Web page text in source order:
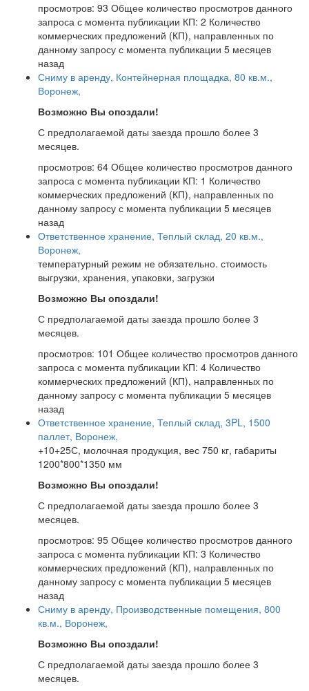
просмотров: 93 Общее количество просмотров данного
запроса с момента публикации КП: 2 Количество
коммерческих предложений (КП), направленных по
данному запросу с момента публикации 5 месяцев
назад
Сниму в аренду, Контейнерная площадка, 80 кв.м.,
Воронеж,
Возможно Вы опоздали!
С предполагаемой даты заезда прошло более 3
месяцев.
просмотров: 64 Общее количество просмотров данного
запроса с момента публикации КП: 1 Количество
коммерческих предложений (КП), направленных по
данному запросу с момента публикации 5 месяцев
назад
Ответственное хранение, Теплый склад, 20 кв.м.,
Воронеж,
температурный режим не обязательно. стоимость
выгрузки, хранения, упаковки, загрузки
Возможно Вы опоздали!
С предполагаемой даты заезда прошло более 3
месяцев.
просмотров: 101 Общее количество просмотров данного
запроса с момента публикации КП: 4 Количество
коммерческих предложений (КП), направленных по
данному запросу с момента публикации 5 месяцев
назад
Ответственное хранение, Теплый склад, 3PL, 1500
паллет, Воронеж,
+10+25С, молочная продукция, вес 750 кг, габариты
1200*800*1350 мм
Возможно Вы опоздали!
С предполагаемой даты заезда прошло более 3
месяцев.
просмотров: 95 Общее количество просмотров данного
запроса с момента публикации КП: 3 Количество
коммерческих предложений (КП), направленных по
данному запросу с момента публикации 5 месяцев
назад
Сниму в аренду, Производственные помещения, 800
кв.м., Воронеж,
Возможно Вы опоздали!
С предполагаемой даты заезда прошло более 3
месяцев.